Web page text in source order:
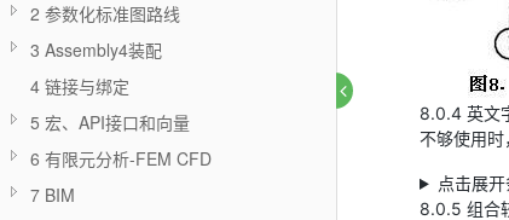
2 参数化标准图路线
3 Assembly4装配
4 链接与绑定
5 宏、API接口和向量
6 有限元分析-FEM CFD
7 BIM
8.0.4 英文
不够使用时
点击展
8.0.5 组合